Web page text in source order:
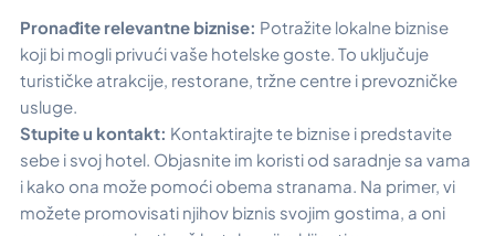
Pronađite relevantne biznise: Potražite lokalne biznise
koji bi mogli privući vaše hotelske goste. To uključuje
turističke atrakcije, restorane, tržne centre i prevozničke
usluge.
Stupite u kontakt: Kontaktirajte te biznise i predstavite
sebe i svoj hotel. Objasnite im koristi od saradnje sa vama
i kako ona može pomoći obema stranama. Na primer, vi
možete promovisati njihov biznis svojim gostima, a oni